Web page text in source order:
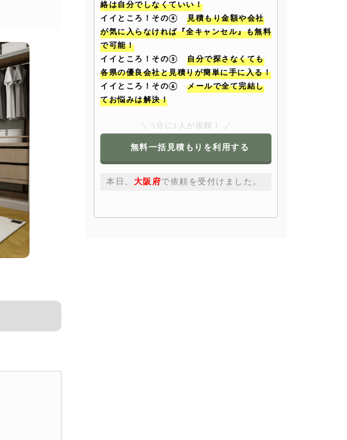
絡は自分でしなくていい！
イイところ！その④
見積もり金額や会社
が気に入らなければ『全キャンセル』も無料
で可能！
イイところ！その⑤
自分で探さなくても
各県の優良会社と見積りが簡単に手に入る！
イイところ！その⑥
メールで全て完結し
てお悩みは解決！
＼ 5分に1人が依頼！ ／
無料一括見積もりを利用する
本日、 大阪府で依頼を受付けました。